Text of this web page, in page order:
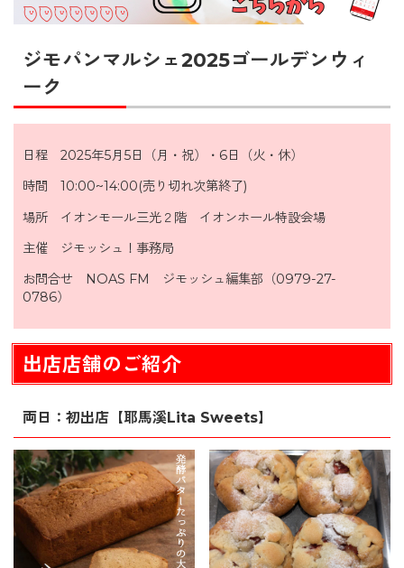
ジモパンマルシェ2025ゴールデンウィ
ーク
日程 2025年5月5日（月・祝）・6日（火・休）
時間 10:00~14:00(売り切れ次第終了)
場所 イオンモール三光２階 イオンホール特設会場
主催 ジモッシュ！事務局
お問合せ NOAS FM ジモッシュ編集部（0979-27-
0786）
出店店舗のご紹介
両日：初出店【耶馬溪Lita Sweets】